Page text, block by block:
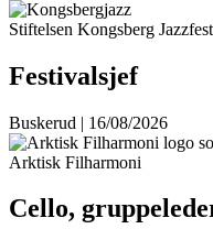
Stiftelsen Kongsberg
Festivalsjef
Buskerud | 16/08/2026
Arktisk Filharmoni
Cello,